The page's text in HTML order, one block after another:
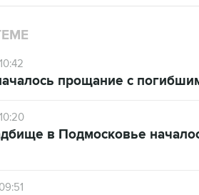
прощание с
в Подмосковье